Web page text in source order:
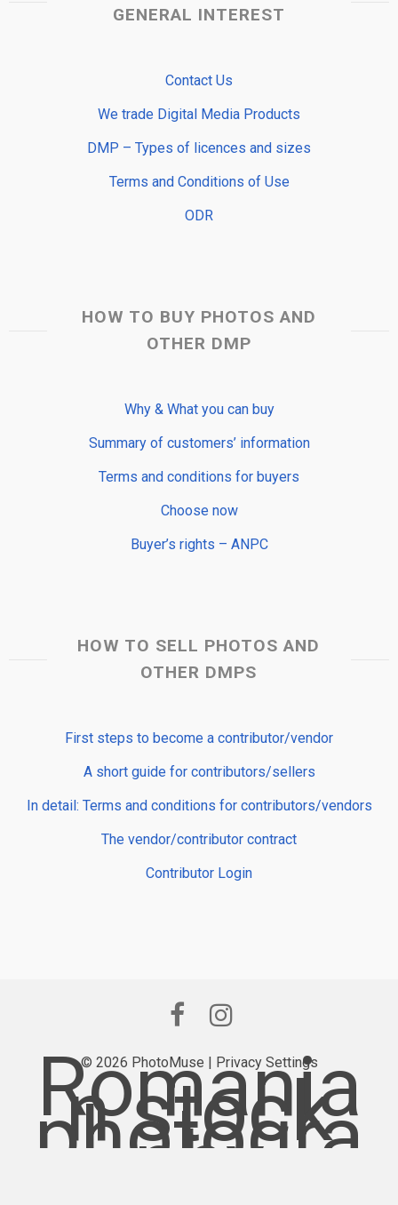
GENERAL INTEREST
Contact Us
We trade Digital Media Products
DMP – Types of licences and sizes
Terms and Conditions of Use
ODR
HOW TO BUY PHOTOS AND
OTHER DMP
Why & What you can buy
Summary of customers’ information
Terms and conditions for buyers
Choose now
Buyer’s rights – ANPC
HOW TO SELL PHOTOS AND
OTHER DMPS
First steps to become a contributor/vendor
A short guide for contributors/sellers
In detail: Terms and conditions for contributors/vendors
The vendor/contributor contract
Contributor Login
© 2026 PhotoMuse | Privacy Settings
Romania
n stock
photogra
phy